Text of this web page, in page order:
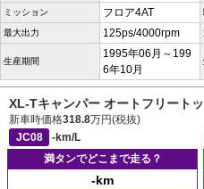
ミッション フロア4AT
最大出力 125ps/4000rpm
生産期間
1995年06月～199
6年10月
XL-Tキャンパー オートフリート
新車時価格318.8万円(税抜)
JC08
-km/L
満タンでどこまで走る？
-km